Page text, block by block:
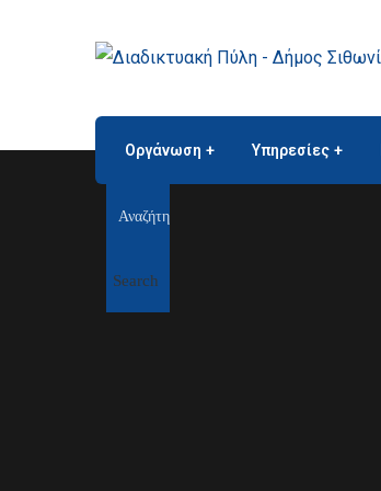
Οργάνωση Υπηρεσίες
Search